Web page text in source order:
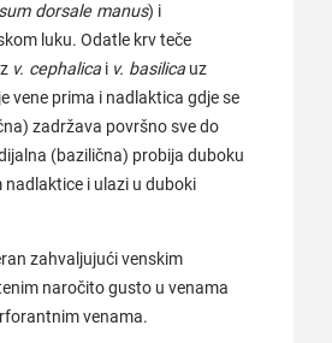
dorsale manus) i
luku. Odatle krv teče
v. cephalica i v. basilica uz
vene prima i nadlaktica gdje se
zadržava površno sve do
(bazilična) probija duboku
i ulazi u duboki
zahvaljujući venskim
naročito gusto u venama
venama.